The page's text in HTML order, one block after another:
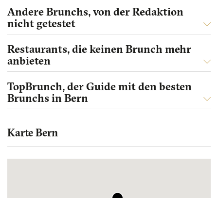
Andere Brunchs, von der Redaktion
nicht getestet
Restaurants, die keinen Brunch mehr
anbieten
TopBrunch, der Guide mit den besten
Brunchs in Bern
Karte Bern